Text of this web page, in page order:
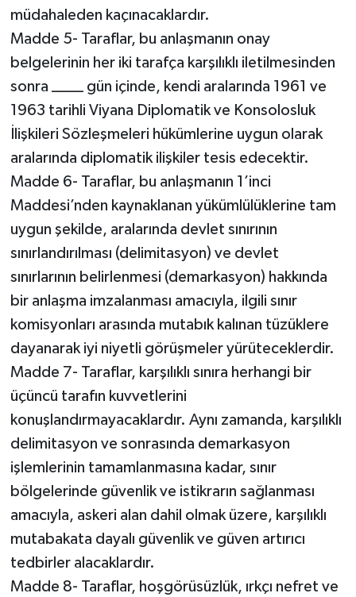
müdahaleden kaçınacaklardır.
Madde 5- Taraflar, bu anlaşmanın onay
belgelerinin her iki tarafça karşılıklı iletilmesinden
sonra ____ gün içinde, kendi aralarında 1961 ve
1963 tarihli Viyana Diplomatik ve Konsolosluk
İlişkileri Sözleşmeleri hükümlerine uygun olarak
aralarında diplomatik ilişkiler tesis edecektir.
Madde 6- Taraflar, bu anlaşmanın 1’inci
Maddesi’nden kaynaklanan yükümlülüklerine tam
uygun şekilde, aralarında devlet sınırının
sınırlandırılması (delimitasyon) ve devlet
sınırlarının belirlenmesi (demarkasyon) hakkında
bir anlaşma imzalanması amacıyla, ilgili sınır
komisyonları arasında mutabık kalınan tüzüklere
dayanarak iyi niyetli görüşmeler yürüteceklerdir.
Madde 7- Taraflar, karşılıklı sınıra herhangi bir
üçüncü tarafın kuvvetlerini
konuşlandırmayacaklardır. Aynı zamanda, karşılıklı
delimitasyon ve sonrasında demarkasyon
işlemlerinin tamamlanmasına kadar, sınır
bölgelerinde güvenlik ve istikrarın sağlanması
amacıyla, askeri alan dahil olmak üzere, karşılıklı
mutabakata dayalı güvenlik ve güven artırıcı
tedbirler alacaklardır.
Madde 8- Taraflar, hoşgörüsüzlük, ırkçı nefret ve